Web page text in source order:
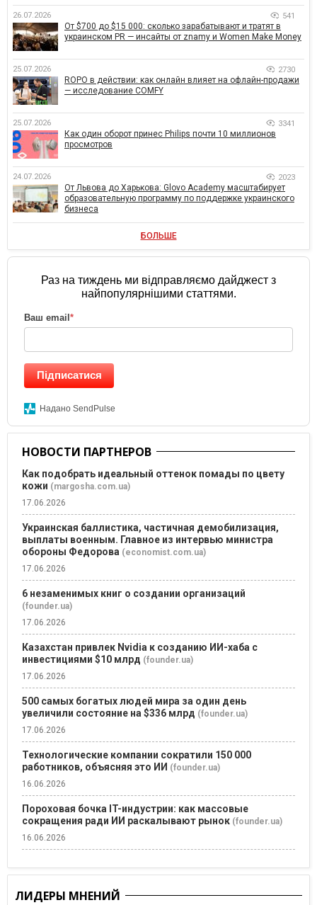
26.07.2026 541
От $700 до $15 000: сколько зарабатывают и тратят в
украинском PR — инсайты от znamy и Women Make Money
25.07.2026 2730
ROPO в действии: как онлайн влияет на офлайн-продажи
— исследование COMFY
25.07.2026 3341
Как один оборот принес Philips почти 10 миллионов
просмотров
24.07.2026 2023
От Львова до Харькова: Glovo Academy масштабирует
образовательную программу по поддержке украинского
бизнеса
БОЛЬШЕ
Раз на тиждень ми відправляємо дайджест з
найпопулярнішими статтями.
Ваш email *
Підписатися
Надано SendPulse
НОВОСТИ ПАРТНЕРОВ
Как подобрать идеальный оттенок помады по цвету
кожи (margosha.com.ua)
17.06.2026
Украинская баллистика, частичная демобилизация,
выплаты военным. Главное из интервью министра
обороны Федорова (economist.com.ua)
17.06.2026
6 незаменимых книг о создании организаций
(founder.ua)
17.06.2026
Казахстан привлек Nvidia к созданию ИИ-хаба с
инвестициями $10 млрд (founder.ua)
17.06.2026
500 самых богатых людей мира за один день
увеличили состояние на $336 млрд (founder.ua)
17.06.2026
Технологические компании сократили 150 000
работников, объясняя это ИИ (founder.ua)
16.06.2026
Пороховая бочка IT-индустрии: как массовые
сокращения ради ИИ раскалывают рынок (founder.ua)
16.06.2026
ЛИДЕРЫ МНЕНИЙ